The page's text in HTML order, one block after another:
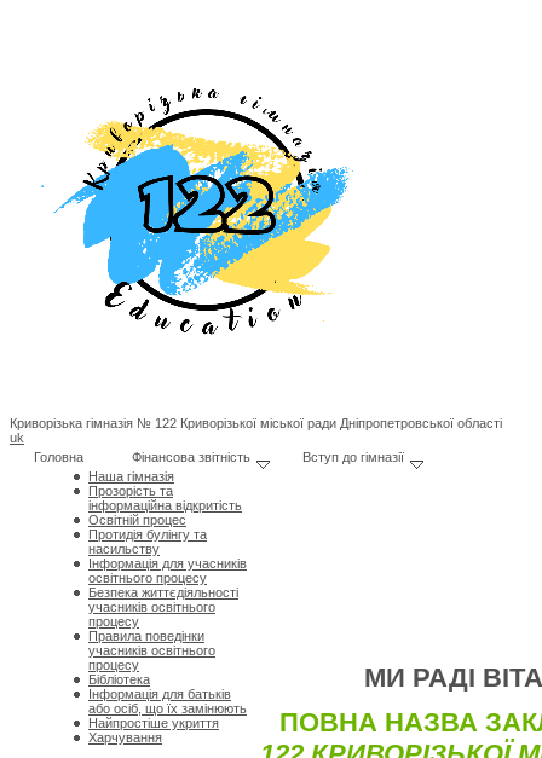
Криворізька гімназія № 122 Криворізької міської ради Дніпропетровської області
uk
Головна
Фінансова звітність
Вступ до гімназії
Наша гімназія
Прозорість та
інформаційна відкритість
Освітній процес
Протидія булінгу та
насильству
Інформація для учасників
освітнього процесу
Безпека життєдіяльності
учасників освітнього
процесу
Правила поведінки
учасників освітнього
процесу
Бібліотека
Інформація для батьків
або осіб, що їх замінюють
Найпростіше укриття
Харчування
МИ РАДІ
ПОВНА НАЗВА